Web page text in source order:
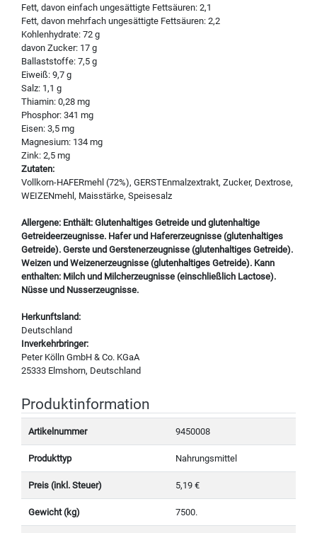
Fett, davon einfach ungesättigte Fettsäuren: 2,1
Fett, davon mehrfach ungesättigte Fettsäuren: 2,2
Kohlenhydrate: 72 g
davon Zucker: 17 g
Ballaststoffe: 7,5 g
Eiweiß: 9,7 g
Salz: 1,1 g
Thiamin: 0,28 mg
Phosphor: 341 mg
Eisen: 3,5 mg
Magnesium: 134 mg
Zink: 2,5 mg
Zutaten:
Vollkorn-HAFERmehl (72%), GERSTEnmalzextrakt, Zucker, Dextrose,
WEIZENmehl, Maisstärke, Speisesalz
Allergene: Enthält: Glutenhaltiges Getreide und glutenhaltige
Getreideerzeugnisse. Hafer und Hafererzeugnisse (glutenhaltiges
Getreide). Gerste und Gerstenerzeugnisse (glutenhaltiges Getreide).
Weizen und Weizenerzeugnisse (glutenhaltiges Getreide). Kann
enthalten: Milch und Milcherzeugnisse (einschließlich Lactose).
Nüsse und Nusserzeugnisse.
Herkunftsland:
Deutschland
Inverkehrbringer:
Peter Kölln GmbH & Co. KGaA
25333 Elmshorn, Deutschland
Produktinformation
Artikelnummer 9450008
Produkttyp Nahrungsmittel
Preis (inkl. Steuer) 5,19 €
Gewicht (kg) 7500.